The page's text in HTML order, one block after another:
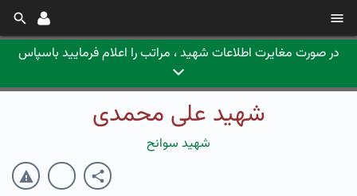
در صورت مغایرت اطلاعات شهید ، مراتب را اعلام فرمایید باسپاس
شهید علی محمدی
شهید سوانح